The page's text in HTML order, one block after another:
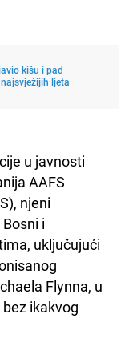
kišu i pad
ljeta
u javnosti
AAFS
njeni
i
uključujući
Flynna, u
ikakvog